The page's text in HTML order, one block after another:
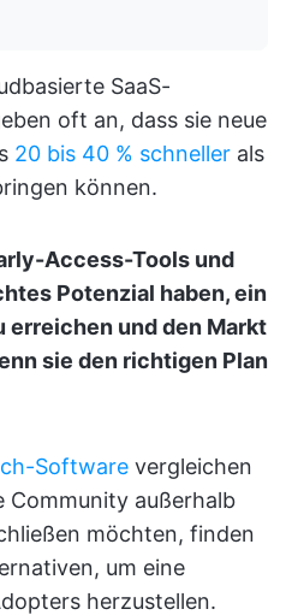
SaaS-
oft an, dass sie neue
20 bis 40 % schneller als
können.
Access-Tools und
Potenzial haben, ein
erreichen und den Markt
sie den richtigen Plan
Software vergleichen
Community außerhalb
möchten, finden
um eine
herzustellen.